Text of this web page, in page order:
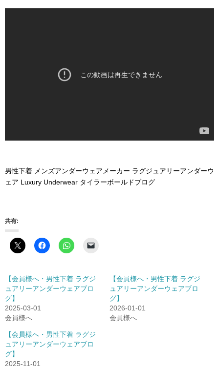
男性下着 メンズアンダーウェアメーカー ラグジュアリーアンダーウ
ェア Luxury Underwear タイラーボールドブログ
共有:
【会員様へ・男性下着 ラグジ
ュアリーアンダーウェアブロ
グ】
2025-03-01
会員様へ
【会員様へ・男性下着 ラグジ
ュアリーアンダーウェアブロ
グ】
2026-01-01
会員様へ
【会員様へ・男性下着 ラグジ
ュアリーアンダーウェアブロ
グ】
2025-11-01